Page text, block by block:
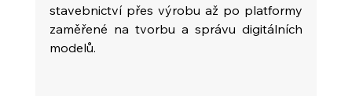
stavebnictví přes výrobu až po platformy
zaměřené na tvorbu a správu digitálních
modelů.